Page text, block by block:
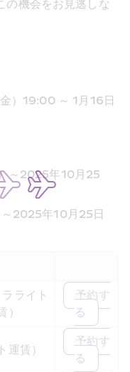
の機会をお見逃しな
）19:00 ～ 1月16日
～2025年10月25
2025年10月25日
ラライト
）
予約す
る
運賃）
予約す
る